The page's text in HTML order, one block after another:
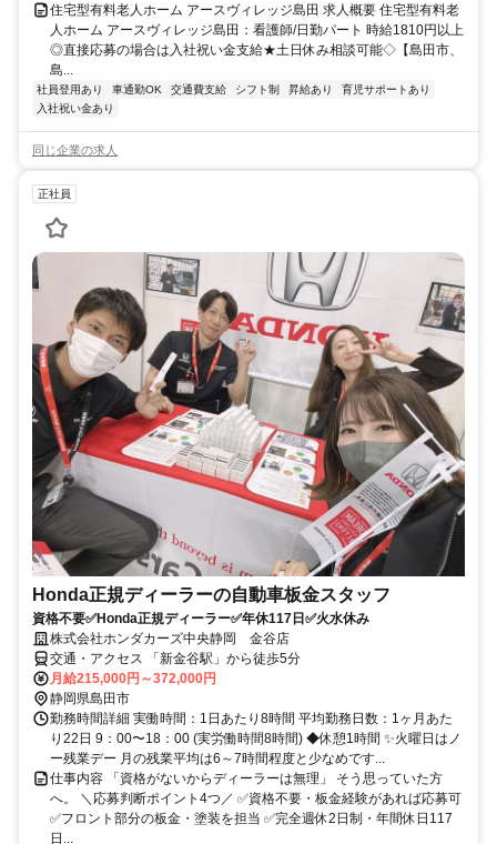
住宅型有料老人ホーム アースヴィレッジ島田 求人概要 住宅型有料老
人ホーム アースヴィレッジ島田：看護師/日勤パート 時給1810円以上
◎直接応募の場合は入社祝い金支給★土日休み相談可能◇【島田市、
島...
社員登用あり 車通勤OK 交通費支給 シフト制 昇給あり
育児サポートあり
入社祝い金あり
同じ企業の求人
正社員
Honda正規ディーラーの自動車板金スタッフ
資格不要✅Honda正規ディーラー✅年休117日✅火水休み
株式会社ホンダカーズ中央静岡 金谷店
交通・アクセス 「新金谷駅」から徒歩5分
月給215,000円～372,000円
静岡県島田市
勤務時間詳細 実働時間：1日あたり8時間 平均勤務日数：1ヶ月あた
り22日 9：00〜18：00 (実労働時間8時間) ◆休憩1時間 ✨火曜日はノ
ー残業デー 月の残業平均は6～7時間程度と少なめです...
仕事内容 「資格がないからディーラーは無理」 そう思っていた方
へ。 ＼応募判断ポイント4つ／ ✅資格不要・板金経験があれば応募可
✅フロント部分の板金・塗装を担当 ✅完全週休2日制・年間休日117
日...